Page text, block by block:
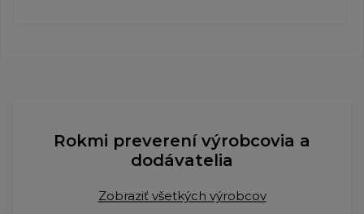
Rokmi preverení výrobcovia a
dodávatelia
Zobraziť všetkých výrobcov